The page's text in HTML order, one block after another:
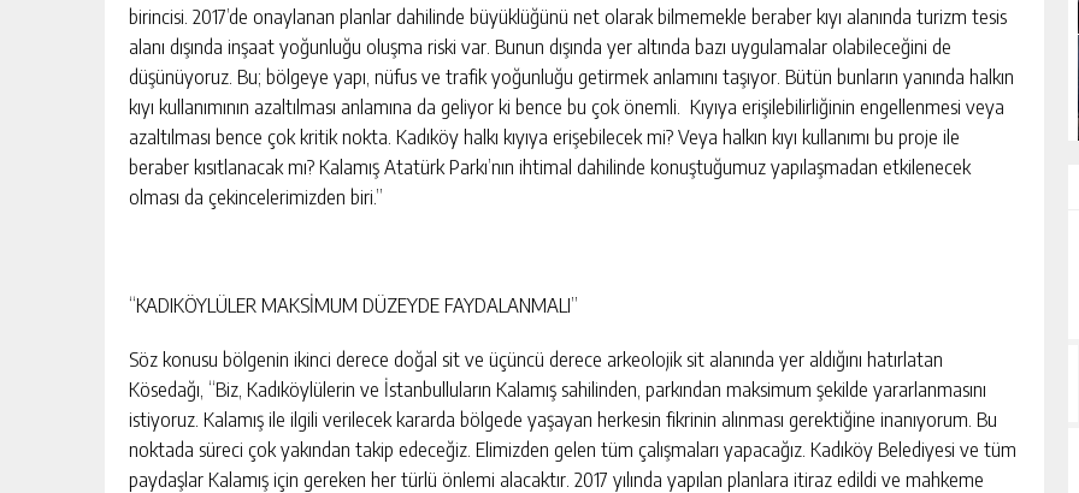
birincisi. 2017’de onaylanan planlar dahilinde büyüklüğünü net olarak bilmemekle beraber kıyı alanında turizm tesis
alanı dışında inşaat yoğunluğu oluşma riski var. Bunun dışında yer altında bazı uygulamalar olabileceğini de
düşünüyoruz. Bu; bölgeye yapı, nüfus ve trafik yoğunluğu getirmek anlamını taşıyor. Bütün bunların yanında halkın
kıyı kullanımının azaltılması anlamına da geliyor ki bence bu çok önemli. Kıyıya erişilebilirliğinin engellenmesi veya
azaltılması bence çok kritik nokta. Kadıköy halkı kıyıya erişebilecek mi? Veya halkın kıyı kullanımı bu proje ile
beraber kısıtlanacak mı? Kalamış Atatürk Parkı’nın ihtimal dahilinde konuştuğumuz yapılaşmadan etkilenecek
olması da çekincelerimizden biri.”
“KADIKÖYLÜLER MAKSİMUM DÜZEYDE FAYDALANMALI”
Söz konusu bölgenin ikinci derece doğal sit ve üçüncü derece arkeolojik sit alanında yer aldığını hatırlatan
Kösedağı, “Biz, Kadıköylülerin ve İstanbulluların Kalamış sahilinden, parkından maksimum şekilde yararlanmasını
istiyoruz. Kalamış ile ilgili verilecek kararda bölgede yaşayan herkesin fikrinin alınması gerektiğine inanıyorum. Bu
noktada süreci çok yakından takip edeceğiz. Elimizden gelen tüm çalışmaları yapacağız. Kadıköy Belediyesi ve tüm
paydaşlar Kalamış için gereken her türlü önlemi alacaktır. 2017 yılında yapılan planlara itiraz edildi ve mahkeme